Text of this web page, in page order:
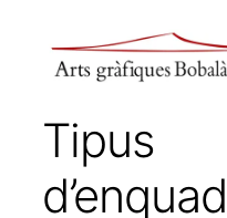
autopublicar
Tipus